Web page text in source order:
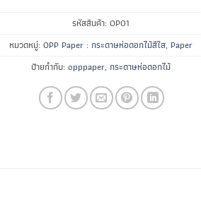
รหัสสินค้า:OP01
หมวดหมู่:OPP Paper : กระดาษห่อดอกไม้สีใส, Paper
ป้ายกำกับ:opppaper,กระดาษห่อดอกไม้